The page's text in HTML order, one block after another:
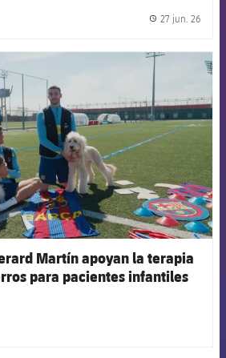
27 jun. 26
FCB Barcelona badge
Martín apoyan la terapia
para pacientes infantiles